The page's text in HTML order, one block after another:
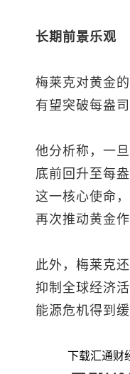
长期前景乐观
梅莱克对黄金
有望突破每盎
他分析称，一
底前回升至每
这一核心使命
再次推动黄金
此外，梅莱克还
抑制全球经济
能源危机得到
下载汇通财